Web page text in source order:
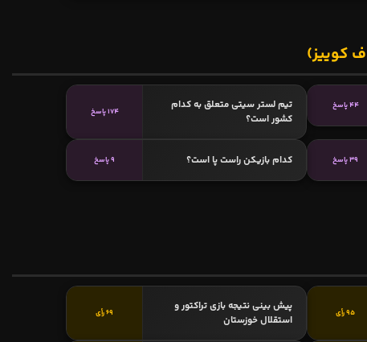
کوییز)
44 پاسخ
تیم لستر سیتی متعلق به کدام
کشور است؟
174 پاسخ
39 پاسخ کدام بازیکن راست پا است؟ 9 پاسخ
95 رأی
پیش بینی نتیجه بازی تراکتور و
استقلال خوزستان
69 رأی